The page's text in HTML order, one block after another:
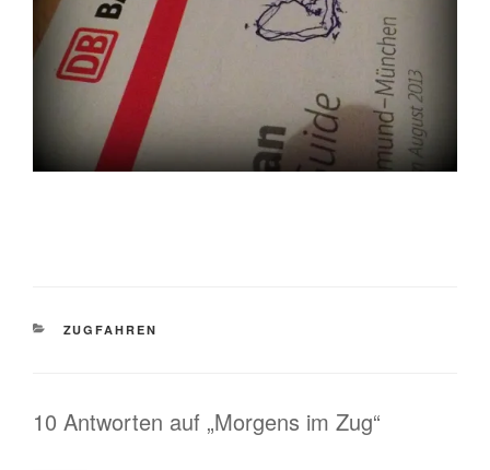
KATEGORIEN
ZUGFAHREN
10 Antworten auf „Morgens im Zug“